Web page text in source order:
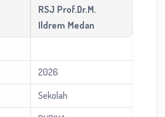
RSJ Prof.Dr.M.
Ildrem Medan
2026
Sekolah